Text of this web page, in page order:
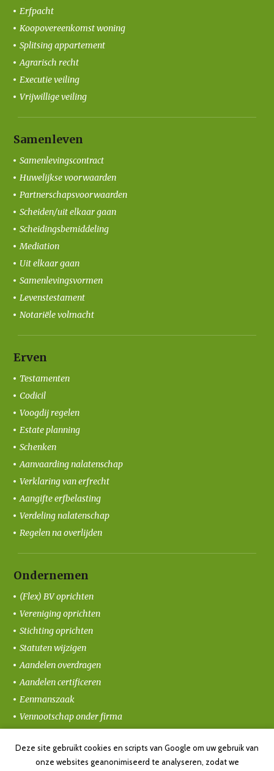
Erfpacht
Koopovereenkomst woning
Splitsing appartement
Agrarisch recht
Executie veiling
Vrijwillige veiling
Samenleven
Samenlevingscontract
Huwelijkse voorwaarden
Partnerschapsvoorwaarden
Scheiden/uit elkaar gaan
Scheidingsbemiddeling
Mediation
Uit elkaar gaan
Samenlevingsvormen
Levenstestament
Notariële volmacht
Erven
Testamenten
Codicil
Voogdij regelen
Estate planning
Schenken
Aanvaarding nalatenschap
Verklaring van erfrecht
Aangifte erfbelasting
Verdeling nalatenschap
Regelen na overlijden
Ondernemen
(Flex) BV oprichten
Vereniging oprichten
Stichting oprichten
Statuten wijzigen
Aandelen overdragen
Aandelen certificeren
Eenmanszaak
Vennootschap onder firma
Ondernemersvolmacht
Deze site gebruikt cookies en scripts van Google om uw gebruik van
onze websites geanonimiseerd te analyseren, zodat we